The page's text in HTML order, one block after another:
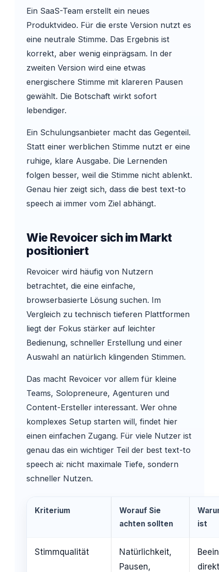
Ein SaaS-Team erstellt ein neues
Produktvideo. Für die erste Version nutzt es
eine neutrale Stimme. Das Ergebnis ist
korrekt, aber wenig einprägsam. In der
zweiten Version wird eine etwas
energischere Stimme mit klareren Pausen
gewählt. Die Botschaft wirkt sofort
lebendiger.
Ein Schulungsanbieter macht das Gegenteil.
Statt einer werblichen Stimme nutzt er eine
ruhige, klare Ausgabe. Die Lernenden
folgen besser, weil die Stimme nicht ablenkt.
Genau hier zeigt sich, dass die best text-to
speech ai immer vom Ziel abhängt.
Wie Revoicer sich im Markt
positioniert
Revoicer wird häufig von Nutzern
betrachtet, die eine einfache,
browserbasierte Lösung suchen. Im
Vergleich zu technisch tieferen Plattformen
liegt der Fokus stärker auf leichter
Bedienung, schneller Erstellung und einer
Auswahl an natürlich klingenden Stimmen.
Das macht Revoicer vor allem für kleine
Teams, Solopreneure, Agenturen und
Content-Ersteller interessant. Wer ohne
komplexes Setup starten will, findet hier
einen einfachen Zugang. Für viele Nutzer ist
genau das ein wichtiger Teil der best text-to
speech ai: nicht maximale Tiefe, sondern
schneller Nutzen.
Kriterium
Worauf Sie
achten sollten
ist
Stimmqualität
Natürlichkeit,
Pausen,